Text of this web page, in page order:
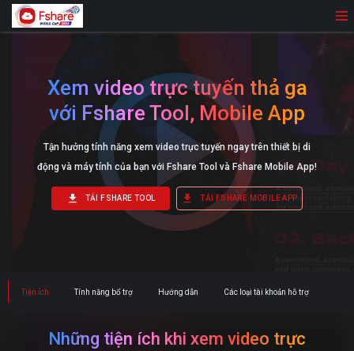
menu
Xem video trực tuyến thả ga
với Fshare Tool, Mobile App
Tận hưởng tính năng xem video trực tuyến ngay trên thiết bị di
động và máy tính của bạn với Fshare Tool và Fshare Mobile App!
download TẢI FSHARE TOOL download TẢI FSHARE MOBILE APP
Tiện ích Tính năng bổ trợ Hướng dẫn Các loại tài khoản hỗ trợ
Những tiện ích khi xem video trực